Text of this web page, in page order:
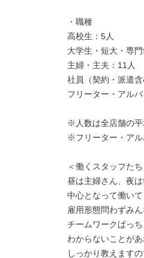
・職種
高校生：5人
大学生・短大・専
主婦・主夫：11人
社員（契約・派遣含
フリーター・アル
※人数は全店舗の平
※フリーター・アル
＜働くスタッフたち
昼は主婦さん、夜
中心となって働いて
雇用形態問わずみん
チームワークばっ
わからないことが
しっかり教えます